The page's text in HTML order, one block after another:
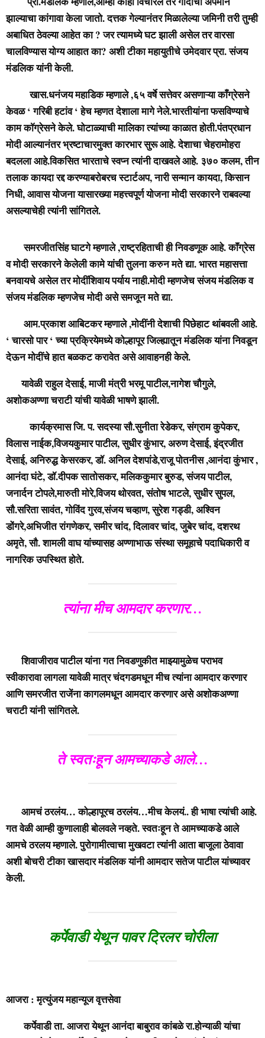
झाल्याचा कांगावा केला जातो. दत्तक गेल्यानंतर मिळालेल्या जमिनी तरी तुम्ही
अबाधित ठेवल्या आहेत का ? जर त्यामध्ये घट झाली असेल तर वारसा
चालविण्यास योग्य आहात का? अशी टीका महायुतीचे उमेदवार प्रा. संजय
मंडलिक यांनी केली.
खास.धनंजय महाडिक म्हणाले ,६५ वर्षे सत्तेवर असणाऱ्या काँग्रेसने
केवळ ‘ गरिबी हटांव ‘ हेच म्हणत देशाला मागे नेले.भारतीयांना फसविण्याचे
काम काॅग्रेसने केले. घोटाळ्याची मालिका त्यांच्या काळात होती.पंतप्रधान
मोदी आल्यानंतर भ्रष्टाचारमुक्त कारभार सुरू आहे. देशाचा चेहरामोहरा
बदलला आहे.विकसित भारताचे स्वप्न त्यांनी दाखवले आहे. ३७० कलम, तीन
तलाक कायदा रद्द करण्याबरोबरच स्टार्टअप, नारी सन्मान कायदा, किसान
निधी, आवास योजना यासारख्या महत्त्वपूर्ण योजना मोदी सरकारने राबवल्या
असल्याचेही त्यांनी सांगितले.
समरजीतसिंह घाटगे म्हणाले ,राष्ट्रहिताची ही निवडणूक आहे. काॅंग्रेस
व मोदी सरकारने केलेली कामे यांची तुलना करुन मते द्या. भारत महासत्ता
बनवायचे असेल तर मोदींशिवाय पर्याय नाही.मोदी म्हणजेच संजय मंडलिक व
संजय मंडलिक म्हणजेच मोदी असे समजून मते द्या.
आम.प्रकाश आबिटकर म्हणाले ,मोदींनी देशाची पिछेहाट थांबवली आहे.
‘ चारसो पार ‘ च्या प्रक्रियेमध्ये कोल्हापूर जिल्ह्यातून मंडलिक यांना निवडून
देऊन मोदींचे हात बळकट करावेत असे आवाहनही केले.
यावेळी राहुल देसाई,माजी मंत्री भरमू पाटील,नागेश चौगुले,
अशोकअण्णा चराटी यांची यावेळी भाषणे झाली.
कार्यक्रमास जि. प. सदस्या सौ.सुनीता रेडेकर, संग्राम कुपेकर,
विलास नाईक,विजयकुमार पाटील, सुधीर कुंभार, अरुण देसाई, इंद्रजीत
देसाई, अनिरुद्ध केसरकर, डॉ. अनिल देशपांडे,राजू पोतनीस ,आनंदा कुंभार ,
आनंदा घंटे, डॉ.दीपक सातोसकर, मलिककुमार बुरुड, संजय पाटील,
जनार्दन टोपले,मारुती मोरे,विजय थोरवत, संतोष भाटले, सुधीर सुपल,
सौ.सरिता सावंत, गोविंद गुरव,संजय चव्हाण, सुरेश गड्डी, अश्विन
डोंगरे,अभिजीत रांगणेकर, समीर चांद, दिलावर चांद, जुबेर चांद, दशरथ
अमृते, सौ. शामली वाघ यांच्यासह अण्णाभाऊ संस्था समूहाचे पदाधिकारी व
नागरिक उपस्थित होते.
त्यांना मीच आमदार करणार…
शिवाजीराव पाटील यांना गत निवडणुकीत माझ्यामुळेच पराभव
स्वीकारावा लागला यावेळी मात्र चंदगडमधून मीच त्यांना आमदार करणार
आणि समरजीत राजेंना कागलमधून आमदार करणार असे अशोकअण्णा
चराटी यांनी सांगितले.
ते स्वतःहून आमच्याकडे आले…
आमचं ठरलंय… कोल्हापूरच ठरलंय…मीच केलयं.. ही भाषा त्यांची आहे.
गत वेळी आम्ही कुणालाही बोलवले नव्हते. स्वतःहून ते आमच्याकडे आले
आमचे ठरलय म्हणाले. पुरोगामीत्वाचा मुखवटा त्यांनी आता बाजूला ठेवावा
अशी बोचरी टीका खासदार मंडलिक यांनी आमदार सतेज पाटील यांच्यावर
केली.
कर्पेवाडी येथून पावर ट्रिलर चोरीला
आजरा : मृत्युंजय महान्यूज वृत्तसेवा
कर्पेवाडी ता. आजरा येथून आनंदा बाबुराव कांबळे रा.होन्याळी यांचा